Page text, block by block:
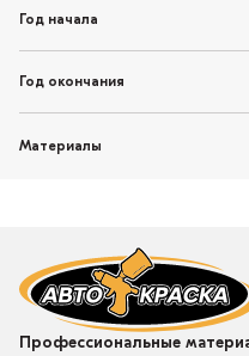
Год начала
Год окончания
Материалы
Профессиональные